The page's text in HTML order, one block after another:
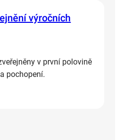
výročních
v první polovině
pochopení.